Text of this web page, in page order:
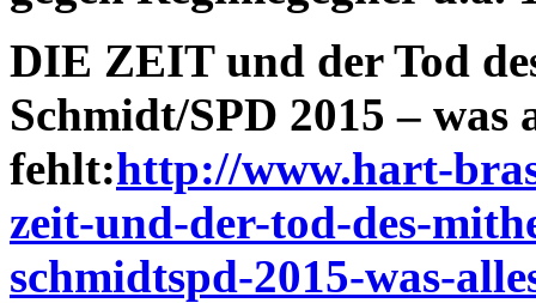
DIE ZEIT und der Tod
Schmidt/SPD 2015 –
fehlt:http://www.hart-
zeit-und-der-tod-des-
schmidtspd-2015-was-